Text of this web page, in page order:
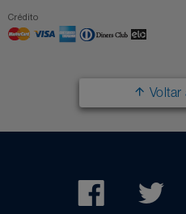
Crédito
Voltar